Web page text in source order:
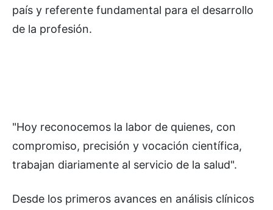
país y referente fundamental para el desarrollo
de la profesión.
"Hoy reconocemos la labor de quienes, con
compromiso, precisión y vocación científica,
trabajan diariamente al servicio de la salud".
Desde los primeros avances en análisis clínicos